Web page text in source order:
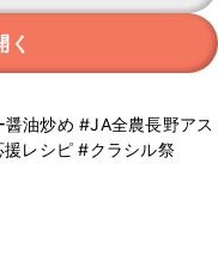
く
油炒め #JA全農長野アス
レシピ #クラシル祭